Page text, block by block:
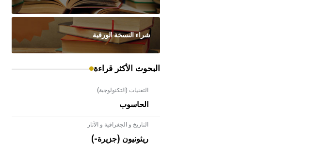
شراء النسخة الورقية
البحوث الأكثر قراءة
التقنيات (التكنولوجية)
الحاسوب
التاريخ و الجغرافية و الآثار
ريئونيون (جزيرة-)